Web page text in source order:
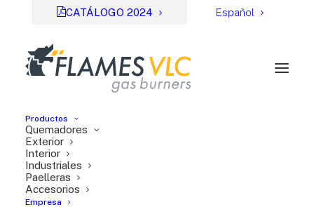
CATÁLOGO 2024 Español
Productos
Quemadores
Exterior
Interior
Industriales
Paelleras
Accesorios
Empresa
Regulador de gas de 50
mbar